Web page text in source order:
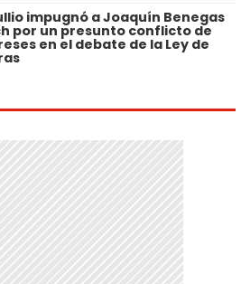
impugnó a Joaquín Benegas
por un presunto conflicto de
en el debate de la Ley de